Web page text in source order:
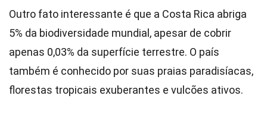
Outro fato interessante é que a Costa Rica abriga
5% da biodiversidade mundial, apesar de cobrir
apenas 0,03% da superfície terrestre. O país
também é conhecido por suas praias paradisíacas,
florestas tropicais exuberantes e vulcões ativos.